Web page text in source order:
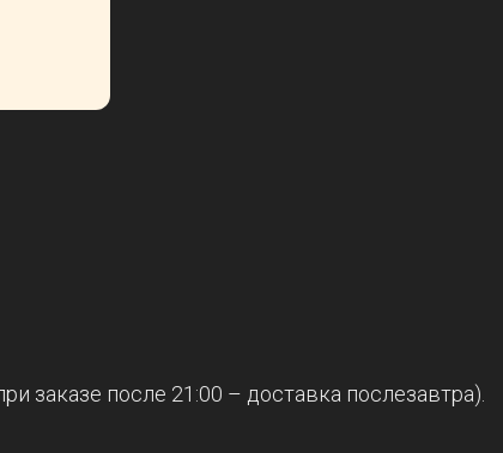
заказе после 21:00 – доставка послезавтра).